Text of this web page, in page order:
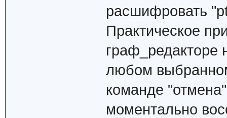
расшифровать
Практическое
граф_редакторе
любом
команде
моментально